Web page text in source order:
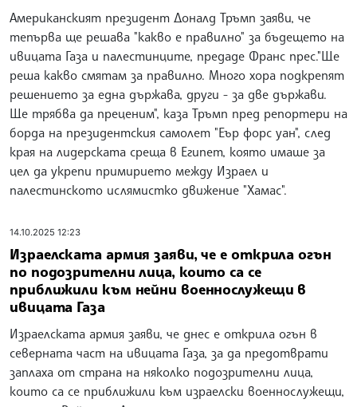
Американският президент Доналд Тръмп заяви, че
тепърва ще решава "какво е правилно" за бъдещето на
ивицата Газа и палестинците, предаде Франс прес."Ще
реша какво смятам за правилно. Много хора подкрепят
решението за една държава, други - за две държави.
Ще трябва да преценим", каза Тръмп пред репортери на
борда на президентския самолет "Еър форс уан", след
края на лидерската среща в Египет, която имаше за
цел да укрепи примирието между Израел и
палестинското ислямистко движение "Хамас".
14.10.2025 12:23
Израелската армия заяви, че е открила огън
по подозрителни лица, които са се
приближили към нейни военнослужещи в
ивицата Газа
Израелската армия заяви, че днес е открила огън в
северната част на ивицата Газа, за да предотврати
заплаха от страна на няколко подозрителни лица,
които са се приближили към израелски военнослужещи,